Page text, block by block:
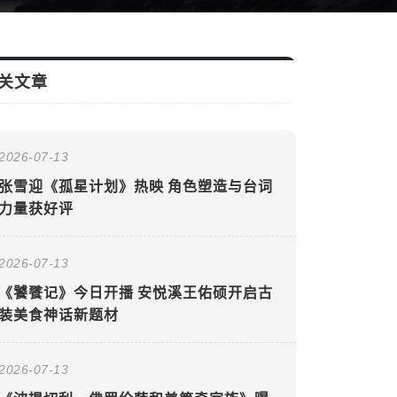
文章
07-13
雪迎《孤星计划》热映 角色塑造与台词
量获好评
07-13
饕餮记》今日开播 安悦溪王佑硕开启古
美食神话新题材
07-13